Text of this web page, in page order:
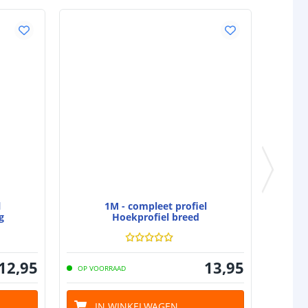
IP65: 3M VHB
,95
1M - compleet profiel
Hoekprofiel breed
OP VOORRAAD 13,95